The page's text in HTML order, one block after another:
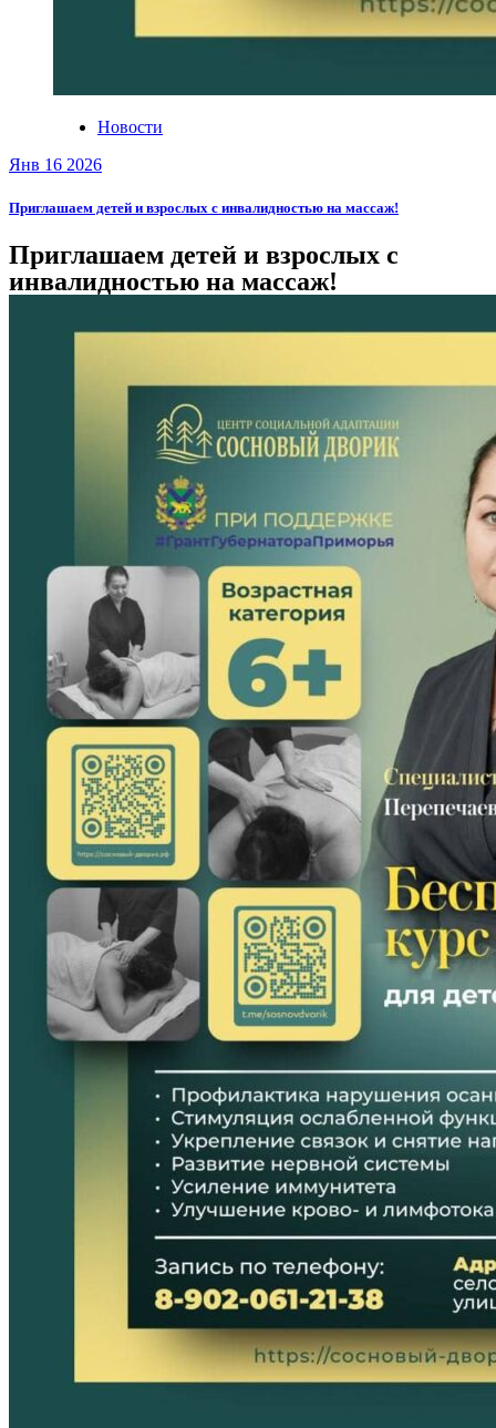
Новости
Янв 16 2026
Приглашаем детей и взрослых с инвалидностью на массаж!
Приглашаем детей и взрослых с
инвалидностью на массаж!